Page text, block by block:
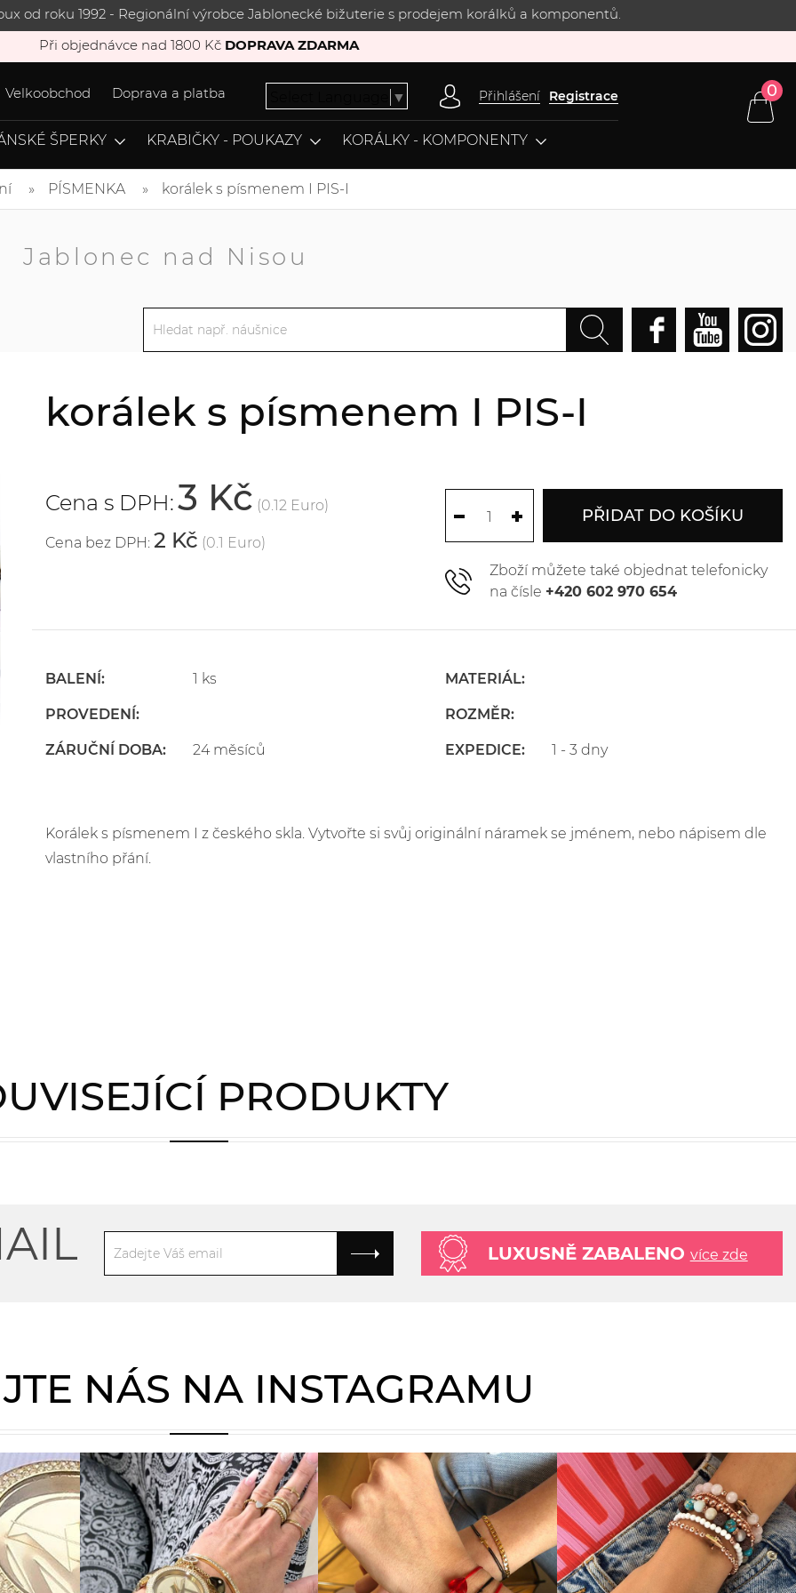
od roku 1992 - Regionální výrobce Jablonecké bižuterie s prodejem korálků a komponentů.
Při objednávce nad 1800 Kč DOPRAVA ZDARMA
Velkoobchod Doprava a platba ▼ Přihlášení Registrace 0
ŠPERKY KRABIČKY - POUKAZY KORÁLKY - KOMPONENTY
PÍSMENKA korálek s písmenem I PIS-I
Jablonec nad Nisou
korálek s písmenem I PIS-I
Cena s DPH:3 Kč (0.12 Euro)
Cena bez DPH: 2 Kč (0.1 Euro)
PŘIDAT DO KOŠÍKU
Zboží můžete také objednat telefonicky
na čísle +420 602 970 654
BALENÍ: 1 ks
PROVEDENÍ:
ZÁRUČNÍ DOBA: 24 měsíců
MATERIÁL:
ROZMĚR:
EXPEDICE: 1 - 3 dny
Korálek s písmenem I z českého skla. Vytvořte si svůj originální náramek se jménem, nebo nápisem dle
vlastního přání.
PRODUKTY
LUXUSNĚ ZABALENO více zde
NÁS NA INSTAGRAMU